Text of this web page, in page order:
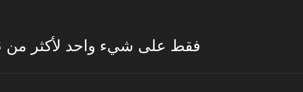
تركز ESAC فقط على شيء واحد لأكثر من 23 عامًا